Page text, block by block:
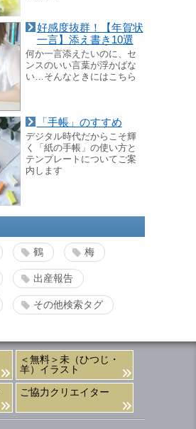
好感度抜群！【年賀状
一言】添え書き10選
何か一言添えたいのに、セ
ンスのいい言葉が浮かばな
い…そんなときにはこちら
「手帳」のすすめ
デジタル時代だからこそ輝
く「紙の手帳」の使い方と
テンプレートについてご案
内します
鶴 梅
出産報告
その他検索タグ
＜無料＞未（ひつじ・
羊）イラスト
ご協力クリエイター